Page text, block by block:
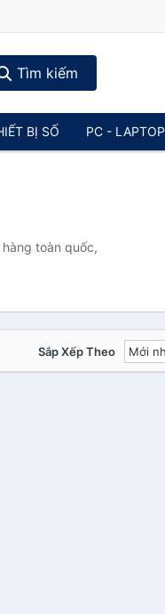
Tìm kiếm
BỊ SỐ PC - LAPTOP
toàn quốc,
Sắp Xếp Theo